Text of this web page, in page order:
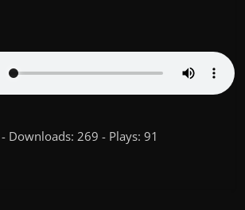
- Downloads: 269 - Plays: 91